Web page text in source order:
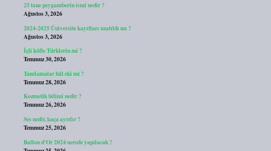
25 tane peygamberin ismi nedir ?
Ağustos 3, 2026
2024-2025 Üniversite kayıtları uzatıldı mı ?
Ağustos 3, 2026
İçli köfte Türklerin mi ?
Temmuz 30, 2026
Tamlamalar hâl eki mi ?
Temmuz 28, 2026
Kozmetik bilimi nedir ?
Temmuz 26, 2026
Ses nedir, kaça ayrılır ?
Temmuz 25, 2026
Ballon d’Or 2024 nerede yapılacak ?